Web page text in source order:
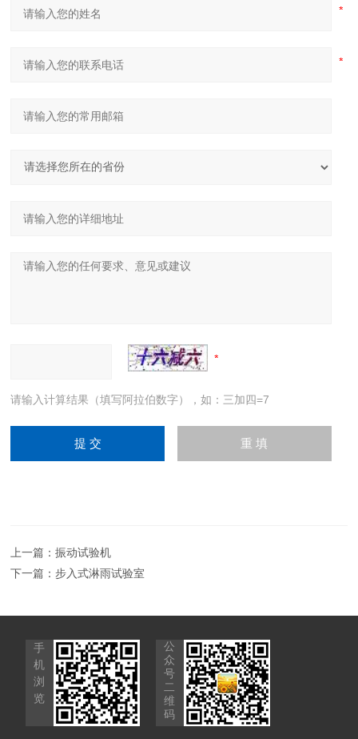
请输入计算结果（填写阿拉伯数字），如：三加四=7
上一篇：振动试验机
下一篇：步入式淋雨试验室
手
机
浏
览
公
众
号
二
维
码